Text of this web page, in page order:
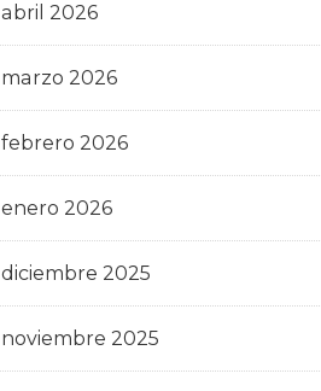
abril 2026
marzo 2026
febrero 2026
enero 2026
diciembre 2025
noviembre 2025